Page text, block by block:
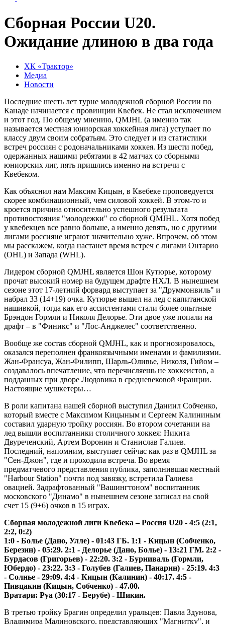
Сборная России U20.
Ожидание длиною в два года
ХК «Трактор»
Медиа
Новости
Последние шесть лет турне молодежной сборной России по
Канаде начинается с провинции Квебек. Не стал исключением
и этот год. По общему мнению, QMJHL (а именно так
называется местная юниорская хоккейная лига) уступает по
классу двум своим собратьям. Это следует и из статистики
встреч россиян с родоначальниками хоккея. Из шести побед,
одержанных нашими ребятами в 42 матчах со сборными
юниорских лиг, пять пришлись именно на встречи с
Квебеком.
Как объяснил нам Максим Кицын, в Квебеке проповедуется
скорее комбинационный, чем силовой хоккей. В этом-то и
кроется причина относительно успешного результата
противостояния "молодежки" со сборной QMJHL. Хотя побед
у квебекцев все равно больше, а именно девять, но с другими
лигами россияне играют значительно хуже. Впрочем, об этом
мы расскажем, когда настанет время встреч с лигами Онтарио
(OHL) и Запада (WHL).
Лидером сборной QMJHL является Шон Кутюрье, которому
прочат высокий номер на будущем драфте НХЛ. В нынешнем
сезоне этот 17-летний форвард выступает за "Друммонвиль" и
набрал 33 (14+19) очка. Кутюрье вышел на лед с капитанской
нашивкой, тогда как его ассистентами стали более опытные
Брэндон Гормли и Николя Делорье. Эти двое уже попали на
драфт – в "Финикс" и "Лос-Анджелес" соответственно.
Вообще же состав сборной QMJHL, как и прогнозировалось,
оказался переполнен франкоязычными именами и фамилиями.
Жан-Франсуа, Жан-Филипп, Шарль-Оливье, Николя, Гийом –
создавалось впечатление, что перечисляешь не хоккеистов, а
подданных при дворе Людовика в средневековой Франции.
Настоящие мушкетеры…
В роли капитана нашей сборной выступил Даниил Собченко,
который вместе с Максимом Кицыным и Сергеем Калининым
составил ударную тройку россиян. Во втором сочетании на
лед вышли воспитанники столичного хоккея: Никита
Двуреченский, Артем Воронин и Станислав Галиев.
Последний, напомним, выступает сейчас как раз в QMJHL за
"Сен-Джон", где и проходила встреча. Во время
предматчевого представления публика, заполнившая местный
"Harbour Station" почти под завязку, встретила Галиева
овацией. Задрафтованный "Вашингтоном" воспитанник
московского "Динамо" в нынешнем сезоне записал на свой
счет 15 (9+6) очков в 15 играх.
Сборная молодежной лиги Квебека – Россия U20 - 4:5 (2:1,
2:2, 0:2)
1:0 - Болье (Дано, Улле) - 01:43 ГБ. 1:1 - Кицын (Собченко,
Березин) - 05:29. 2:1 - Делорье (Дано, Болье) - 13:21 ГМ. 2:2 -
Бурдасов (Григорьев) - 22:20. 3:2 - Бурниваль (Гормли,
Юбердо) - 23:22. 3:3 - Голубев (Галиев, Панарин) - 25:19. 4:3
- Солнье - 29:09. 4:4 - Кицын (Калинин) - 40:17. 4:5 -
Пивцакин (Кицын, Собченко) - 47.00.
Вратари: Руа (30:17 - Берубе) - Шикин.
В третью тройку Брагин определил уральцев: Павла Здунова,
Владимира Малиновского, представляющих "Магнитку", и